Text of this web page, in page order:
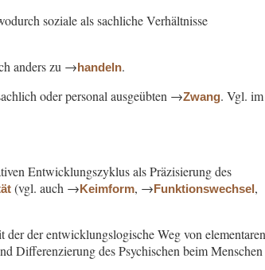
soziale als sachliche Verhältnisse
anders zu →handeln.
oder personal ausgeübten →Zwang. Vgl. im
Entwicklungszyklus als Präzisierung des
(vgl. auch →Keimform, →Funktionswechsel,
der entwicklungslogische Weg von elementaren
Differenzierung des Psychischen beim Menschen